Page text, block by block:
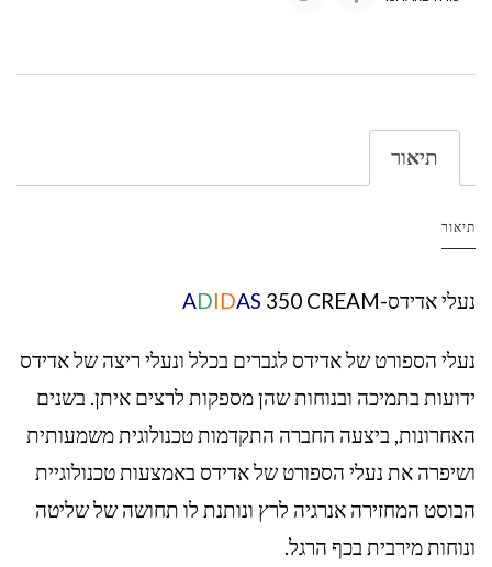
תיאור
תיאור
נעלי אדידס- ADIDAS 350 CREAM
נעלי הספורט של אדידס לגברים בכלל ונעלי ריצה של אדידס
ידועות בתמיכה ובנוחות שהן מספקות לרצים איתן. בשנים
האחרונות, ביצעה החברה התקדמות טכנולוגית משמעותית
ושיפרה את נעלי הספורט של אדידס באמצעות טכנולוגיית
הבוסט המחזירה אנרגיה לרץ ונותנת לו תחושה של שליטה
ונוחות מירבית בכף הרגל.